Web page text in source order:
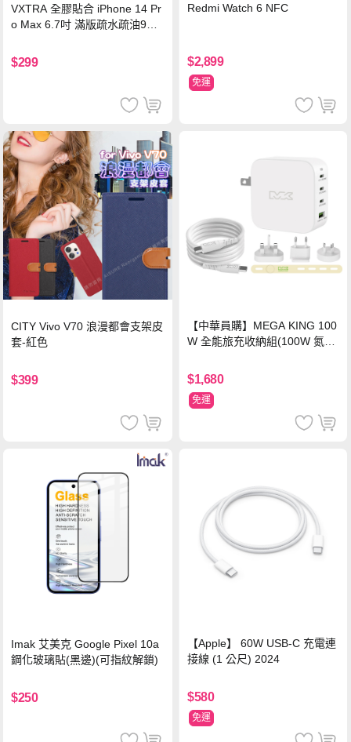
VXTRA 全膠貼合 iPhone 14 Pr
o Max 6.7吋 滿版疏水疏油9H
$299
Redmi Watch 6 NFC
$2,899
免運
CITY Vivo V70 浪漫都會支架皮
套-紅色
$399
【中華員購】MEGA KING 100
W 全能旅充收納組(100W 氮化
萬國轉接器)
$1,680
免運
Imak 艾美克 Google Pixel 10a
鋼化玻璃貼(黑邊)(可指紋解鎖)
$250
【Apple】 60W USB-C 充電連
接線 (1 公尺) 2024
$580
免運